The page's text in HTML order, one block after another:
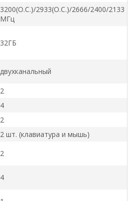
3200(O.C.)/2933(O.C.)/2666/2400/2133
МГц
32ГБ
двухканальный
2
4
2
2 шт. (клавиатура и мышь)
2
4